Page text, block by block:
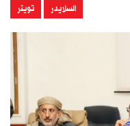
السلايدر تويتر